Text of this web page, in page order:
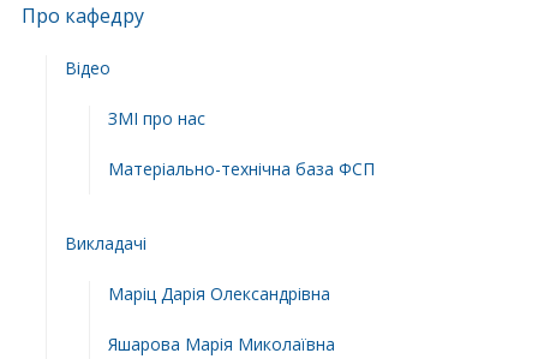
Про кафедру
Відео
ЗМІ про нас
Матеріально-технічна база ФСП
Викладачі
Маріц Дарія Олександрівна
Яшарова Марія Миколаївна